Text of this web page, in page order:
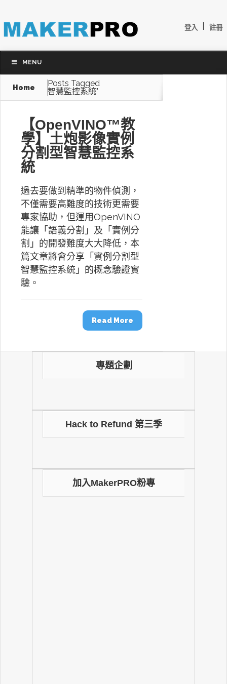
登入 註冊
MENU
Home
Posts Tagged
智慧監控系統"
【OpenVINO™教
學】土炮影像實例
分割型智慧監控系
統
過去要做到精準的物件偵測，
不僅需要高難度的技術更需要
專家協助，但運用OpenVINO
能讓「語義分割」及「實例分
割」的開發難度大大降低，本
篇文章將會分享「實例分割型
智慧監控系統」的概念驗證實
驗。
Read More
專題企劃
Hack to Refund 第三季
加入MakerPRO粉專